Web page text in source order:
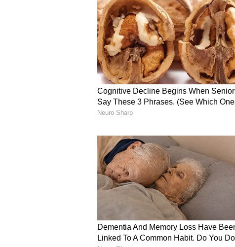
Image Credit :
ನಿಮ್ಮ ಪುಟಾಣಿ ಮಗಳಿಗೆ ಕೈತುಂಬಾ ಮೆಹಂದಿ
ಇದನ್ನು ಚಿಕ್ಕ ಚಿಕ್ಕ ಹಾರ್ಟ್ ಶೇಪ್, ಸಣ್ಣ
ಡಿಸೈನ್‌ಗಳು ಮದುವೆ ಸಮಾರಂಭಗಳಿಗೆ ಪರ್ಫೆಕ್ಟ್